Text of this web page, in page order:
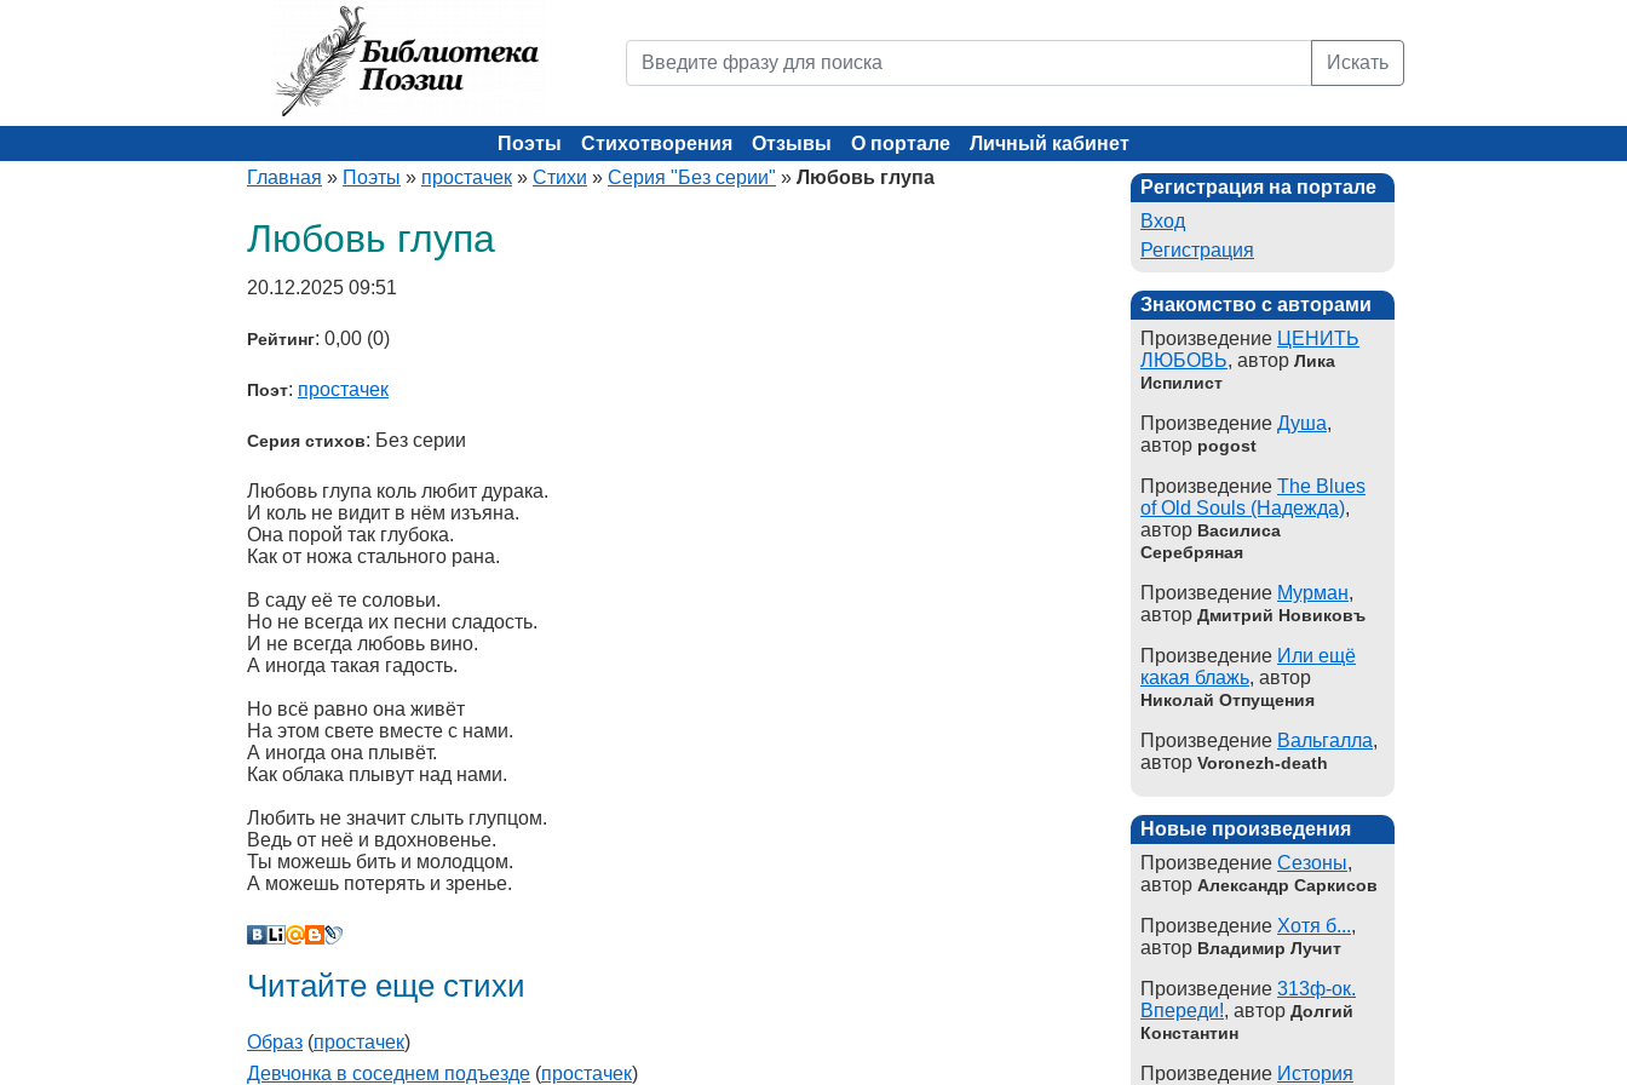
Искать
Поэты Стихотворения Отзывы О портале
Личный кабинет
Главная » Поэты » простачек » Стихи » Серия "Без серии" » Любовь глупа
Любовь глупа
20.12.2025 09:51
Рейтинг: 0,00 (0)
Поэт: простачек
Серия стихов: Без серии
Любовь глупа коль любит дурака.
И коль не видит в нём изъяна.
Она порой так глубока.
Как от ножа стального рана.
В саду её те соловьи.
Но не всегда их песни сладость.
И не всегда любовь вино.
А иногда такая гадость.
Но всё равно она живёт
На этом свете вместе с нами.
А иногда она плывёт.
Как облака плывут над нами.
Любить не значит слыть глупцом.
Ведь от неё и вдохновенье.
Ты можешь бить и молодцом.
А можешь потерять и зренье.
Читайте еще стихи
Образ (простачек)
Девчонка в соседнем подъезде (простачек)
Регистрация на портале
Вход
Регистрация
Знакомство с авторами
Произведение ЦЕНИТЬ
ЛЮБОВЬ, автор Лика
Испилист
Произведение Душа,
автор pogost
Произведение The Blues
of Old Souls (Надежда),
автор Василиса
Серебряная
Произведение Мурман,
автор Дмитрий Новиковъ
Произведение Или ещё
какая блажь, автор
Николай Отпущения
Произведение Вальгалла,
автор Voronezh-death
Новые произведения
Произведение Сезоны,
автор Александр Саркисов
Произведение Хотя б...,
автор Владимир Лучит
Произведение 313ф-ок.
Впереди!, автор Долгий
Константин
Произведение История